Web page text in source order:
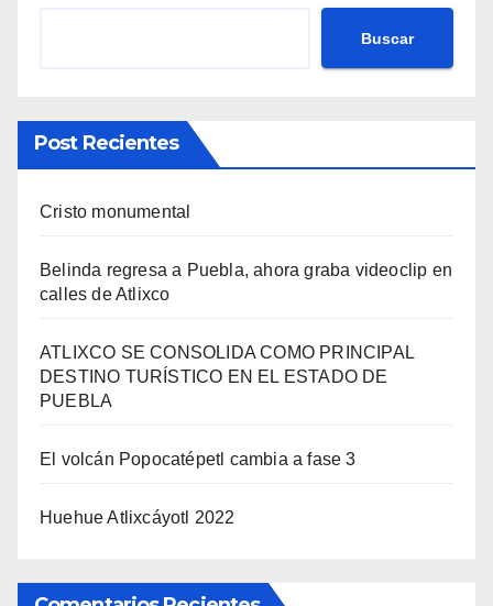
Buscar
Post Recientes
Cristo monumental
Belinda regresa a Puebla, ahora graba videoclip en
calles de Atlixco
ATLIXCO SE CONSOLIDA COMO PRINCIPAL
DESTINO TURÍSTICO EN EL ESTADO DE
PUEBLA
El volcán Popocatépetl cambia a fase 3
Huehue Atlixcáyotl 2022